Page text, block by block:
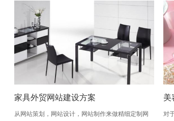
销售的高效手段。
家具外贸网站建设方案
从网站策划，网站设计，网站制作来做精细定制网
美
对